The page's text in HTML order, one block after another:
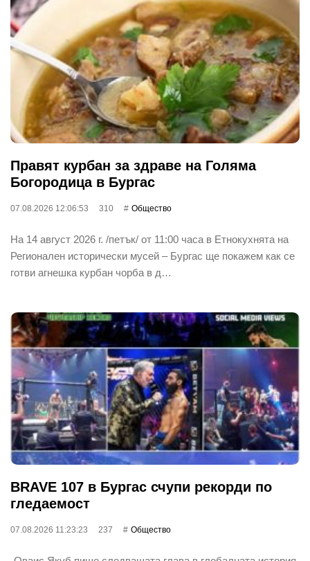
Правят курбан за здраве на Голяма
Богородица в Бургас
07.08.2026 12:06:53 310 Общество
На 14 август 2026 г. /петък/ от 11:00 часа в Етнокухнята на
Регионален исторически мусей – Бургас ще покажем как се
готви агнешка курбан чорба в д…
BRAVE 107 в Бургас счупи рекорди по
гледаемост
07.08.2026 11:23:23 237 Общество